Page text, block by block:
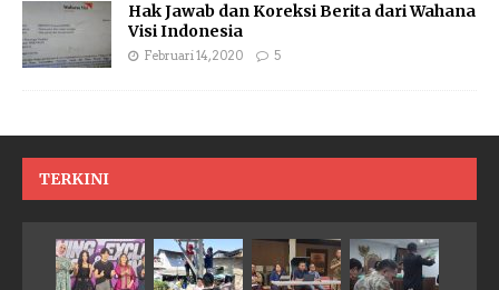
Hak Jawab dan Koreksi Berita dari Wahana
Visi Indonesia
Februari 14, 2020 5
TERKINI